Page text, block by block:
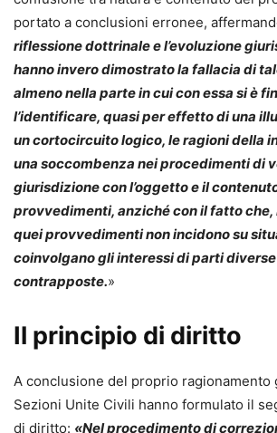
portato a conclusioni erronee,
riflessione dottrinale e l’evoluzione
hanno invero dimostrato la fallacia di
almeno nella parte in cui con essa si è
l’identificare, quasi per effetto di una
un cortocircuito logico, le ragioni della
una soccombenza nei procedimenti di
giurisdizione con l’oggetto e il
provvedimenti, anziché con il fatto che,
quei provvedimenti non incidono su
coinvolgano gli interessi di parti
contrapposte.»
Il principio di diritto
A conclusione del proprio ragionamento
Sezioni Unite Civili hanno formulato il
di diritto: «Nel procedimento di